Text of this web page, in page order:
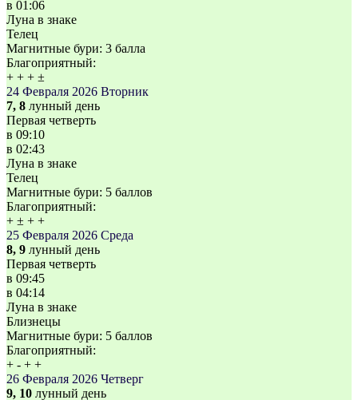
в 01:06
Луна в знаке
Телец
Магнитные бури: 3 балла
Благоприятный:
+ + + ±
24 Февраля 2026 Вторник
7, 8 лунный день
Первая четверть
в 09:10
в 02:43
Луна в знаке
Телец
Магнитные бури: 5 баллов
Благоприятный:
+ ± + +
25 Февраля 2026 Среда
8, 9 лунный день
Первая четверть
в 09:45
в 04:14
Луна в знаке
Близнецы
Магнитные бури: 5 баллов
Благоприятный:
+ - + +
26 Февраля 2026 Четверг
9, 10 лунный день